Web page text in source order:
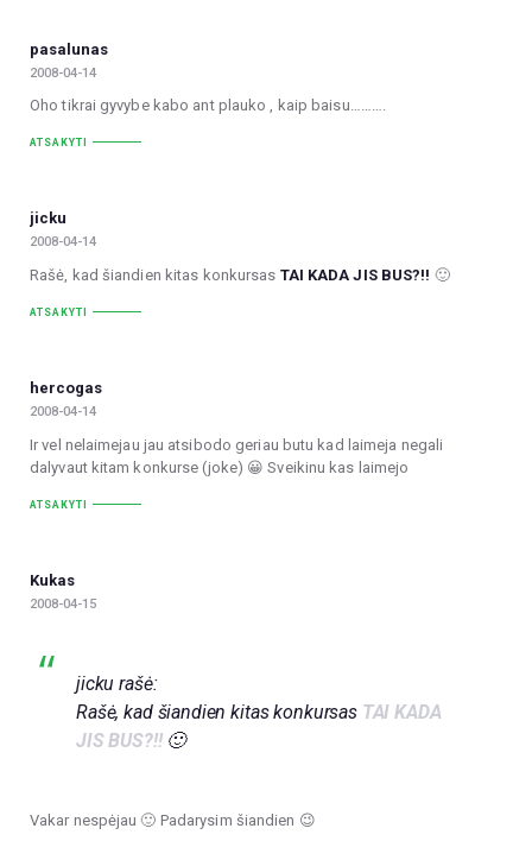
pasalunas
2008-04-14
Oho tikrai gyvybe kabo ant plauko , kaip baisu……….
ATSAKYTI
jicku
2008-04-14
Rašė, kad šiandien kitas konkursas TAI KADA JIS BUS?!! 🙂
ATSAKYTI
hercogas
2008-04-14
Ir vel nelaimejau jau atsibodo geriau butu kad laimeja negali
dalyvaut kitam konkurse (joke) 😀 Sveikinu kas laimejo
ATSAKYTI
Kukas
2008-04-15
jicku rašė:
Rašė, kad šiandien kitas konkursas TAI KADA
JIS BUS?!!🙂
Vakar nespėjau 🙂 Padarysim šiandien 😉